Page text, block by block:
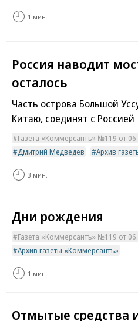
1 мин.
Россия наводит
осталось
Часть острова Большой
Китаю, соединят с Россией
Газета «Коммерсантъ» №119 от
Дмитрий Медведев
Архив
3 мин.
Дни рождения
Газета «Коммерсантъ» №119 от
Архив газеты «Коммерсантъ»
1 мин.
Отмытые средства